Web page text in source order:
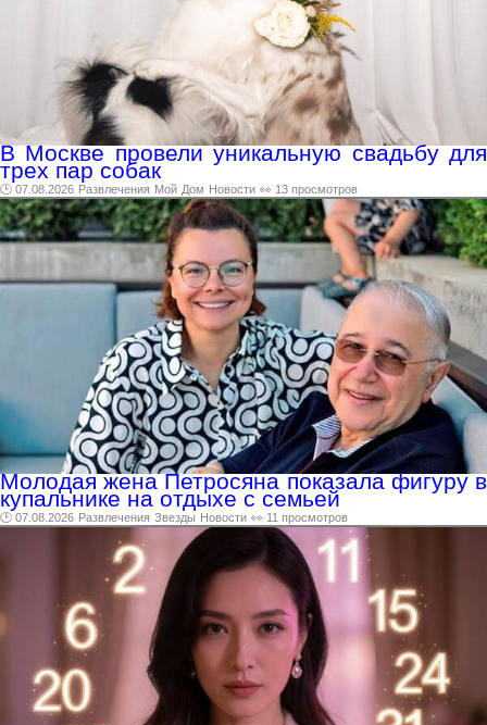
В Москве провели уникальную свадьбу для
трех пар собак
🕑 07.08.2026 Развлечения Мой Дом Новости 👀 13 просмотров
Молодая жена Петросяна показала фигуру в
купальнике на отдыхе с семьей
🕑 07.08.2026 Развлечения Звезды Новости 👀 11 просмотров